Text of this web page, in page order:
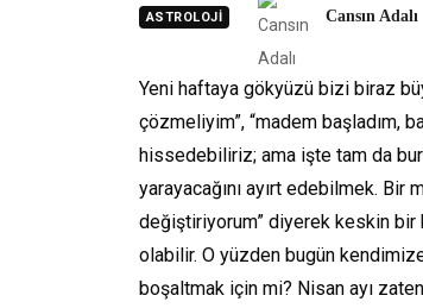
ASTROLOJI Cansın Adalı
Yeni haftaya gökyüzü bizi biraz
çözmeliyim”, “madem başladım,
hissedebiliriz; ama işte tam da
yarayacağını ayırt edebilmek. Bir
değiştiriyorum” diyerek keskin bir
olabilir. O yüzden bugün
boşaltmak için mi? Nisan ayı